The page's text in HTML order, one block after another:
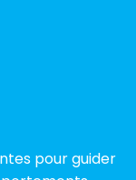
pour guider